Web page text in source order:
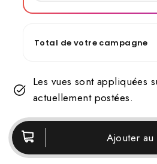
Total de votre campagne
Les vues sont appliquées
actuellement postées.
Ajouter